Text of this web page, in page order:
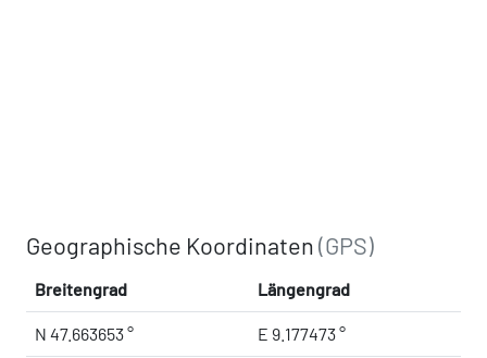
Geographische Koordinaten(GPS)
Breitengrad Längengrad
N 47.663653 ° E 9.177473 °